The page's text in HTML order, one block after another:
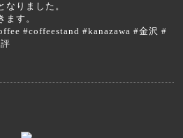
なりました。
ます。
#coffeestand #kanazawa #金沢 #